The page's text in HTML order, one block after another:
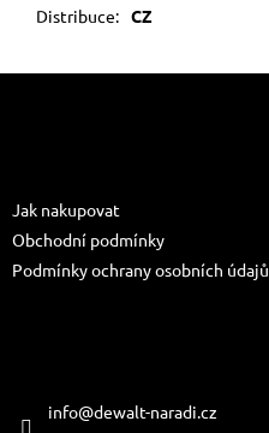
Distribuce: CZ
Jak nakupovat
Obchodní podmínky
Podmínky ochrany osobních údajů
info@dewalt-naradi.cz